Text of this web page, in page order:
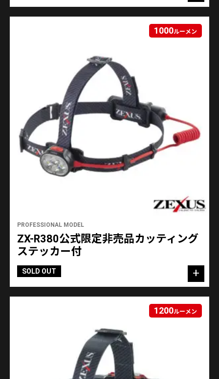
PROFESSIONAL MODEL
1000ルーメン
ZX-R380公式限定非売品カッティング
ステッカー付
SOLD OUT
1200ルーメン